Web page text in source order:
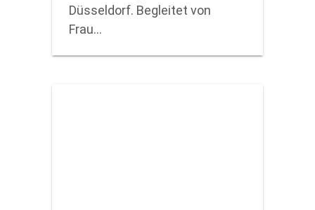
Düsseldorf. Begleitet von
Frau…